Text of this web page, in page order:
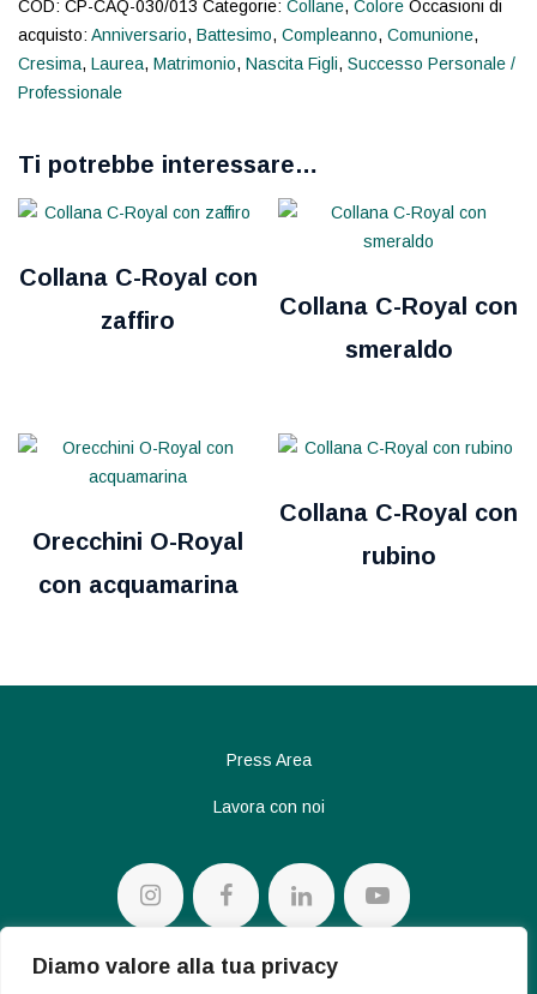
Diamo valore alla tua privacy
COD: CP-CAQ-030/013 Categorie: Collane, Colore Occasioni di
acquisto: Anniversario, Battesimo, Compleanno, Comunione,
Cresima, Laurea, Matrimonio, Nascita Figli, Successo Personale /
Professionale
Ti potrebbe interessare…
Collana C-Royal con
zaffiro
Collana C-Royal con
smeraldo
Orecchini O-Royal
con acquamarina
Collana C-Royal con
rubino
Press Area
Lavora con noi